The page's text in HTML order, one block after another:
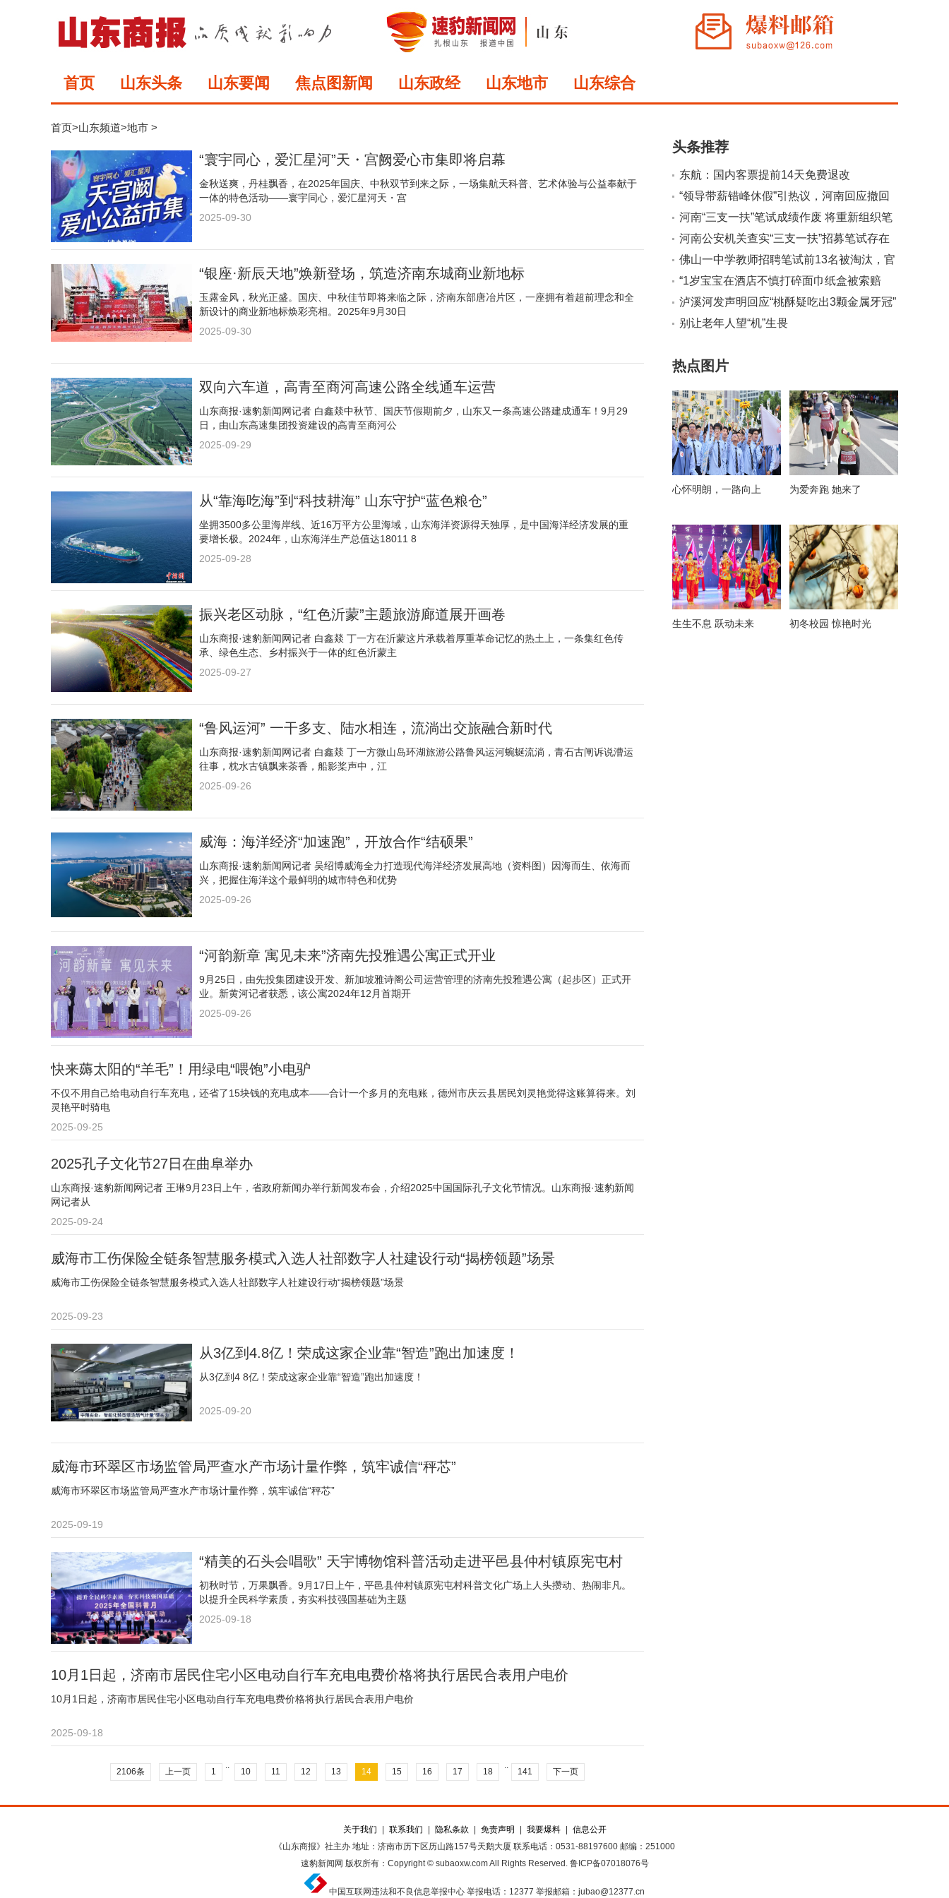
首页 山东头条 山东要闻 焦点图新闻 山东政经 山东地市 山东综合
首页>山东频道>地市 >
“寰宇同心，爱汇星河”天・宫阙爱心市集即将启幕​
金秋送爽，丹桂飘香，在2025年国庆、中秋双节到来之际，一场集航天科普、艺术体验与公益奉献于
一体的特色活动——寰宇同心，爱汇星河天・宫
2025-09-30
“银座·新辰天地”焕新登场，筑造济南东城商业新地标
玉露金风，秋光正盛。国庆、中秋佳节即将来临之际，济南东部唐冶片区，一座拥有着超前理念和全
新设计的商业新地标焕彩亮相。2025年9月30日
2025-09-30
双向六车道，高青至商河高速公路全线通车运营
山东商报·速豹新闻网记者 白鑫燚中秋节、国庆节假期前夕，山东又一条高速公路建成通车！9月29
日，由山东高速集团投资建设的高青至商河公
2025-09-29
从“靠海吃海”到“科技耕海” 山东守护“蓝色粮仓”
坐拥3500多公里海岸线、近16万平方公里海域，山东海洋资源得天独厚，是中国海洋经济发展的重
要增长极。2024年，山东海洋生产总值达18011 8
2025-09-28
振兴老区动脉，“红色沂蒙”主题旅游廊道展开画卷
山东商报·速豹新闻网记者 白鑫燚 丁一方在沂蒙这片承载着厚重革命记忆的热土上，一条集红色传
承、绿色生态、乡村振兴于一体的红色沂蒙主
2025-09-27
“鲁风运河” 一干多支、陆水相连，流淌出交旅融合新时代
山东商报·速豹新闻网记者 白鑫燚 丁一方微山岛环湖旅游公路鲁风运河蜿蜒流淌，青石古闸诉说漕运
往事，枕水古镇飘来茶香，船影桨声中，江
2025-09-26
威海：海洋经济“加速跑”，开放合作“结硕果”
山东商报·速豹新闻网记者 吴绍博威海全力打造现代海洋经济发展高地（资料图）因海而生、依海而
兴，把握住海洋这个最鲜明的城市特色和优势
2025-09-26
“河韵新章 寓见未来”济南先投雅遇公寓正式开业
9月25日，由先投集团建设开发、新加坡雅诗阁公司运营管理的济南先投雅遇公寓（起步区）正式开
业。新黄河记者获悉，该公寓2024年12月首期开
2025-09-26
快来薅太阳的“羊毛”！用绿电“喂饱”小电驴
不仅不用自己给电动自行车充电，还省了15块钱的充电成本——合计一个多月的充电账，德州市庆云县居民刘灵艳觉得这账算得来。刘
灵艳平时骑电
2025-09-25
2025孔子文化节27日在曲阜举办
山东商报·速豹新闻网记者 王琳9月23日上午，省政府新闻办举行新闻发布会，介绍2025中国国际孔子文化节情况。山东商报·速豹新闻
网记者从
2025-09-24
威海市工伤保险全链条智慧服务模式入选人社部数字人社建设行动“揭榜领题”场景
威海市工伤保险全链条智慧服务模式入选人社部数字人社建设行动“揭榜领题”场景
2025-09-23
从3亿到4.8亿！荣成这家企业靠“智造”跑出加速度！
从3亿到4 8亿！荣成这家企业靠“智造”跑出加速度！
2025-09-20
威海市环翠区市场监管局严查水产市场计量作弊，筑牢诚信“秤芯”
威海市环翠区市场监管局严查水产市场计量作弊，筑牢诚信“秤芯”
2025-09-19
“精美的石头会唱歌” 天宇博物馆科普活动走进平邑县仲村镇原宪屯村
初秋时节，万果飘香。9月17日上午，平邑县仲村镇原宪屯村科普文化广场上人头攒动、热闹非凡。
以提升全民科学素质，夯实科技强国基础为主题
2025-09-18
10月1日起，济南市居民住宅小区电动自行车充电电费价格将执行居民合表用户电价
10月1日起，济南市居民住宅小区电动自行车充电电费价格将执行居民合表用户电价
2025-09-18
2106条 上一页 1
..
10 11 12 13 14 15 16 17 18
..
141 下一页
头条推荐
东航：国内客票提前14天免费退改
“领导带薪错峰休假”引热议，河南回应撤回
原因
河南“三支一扶”笔试成绩作废 将重新组织笔
试
河南公安机关查实“三支一扶”招募笔试存在
组织作弊犯罪行为
佛山一中学教师招聘笔试前13名被淘汰，官
方通报
“1岁宝宝在酒店不慎打碎面巾纸盒被索赔
924元”引热议，涉事酒店回复
泸溪河发声明回应“桃酥疑吃出3颗金属牙冠”
别让老年人望“机”生畏
热点图片
心怀明朗，一路向上 为爱奔跑 她来了
生生不息 跃动未来 初冬校园 惊艳时光
关于我们 联系我们 隐私条款 免责声明 我要爆料
信息公开
《山东商报》社主办 地址：济南市历下区历山路157号天鹅大厦 联系电话：0531-88197600 邮编：251000
速豹新闻网 版权所有：Copyright © subaoxw.com All Rights Reserved. 鲁ICP备07018076号
中国互联网违法和不良信息举报中心 举报电话：12377 举报邮箱：jubao@12377.cn